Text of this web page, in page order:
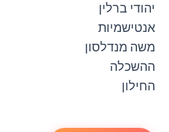
יהודי ברלין
אנטישמיות
משה מנדלסון
ההשכלה
החילון